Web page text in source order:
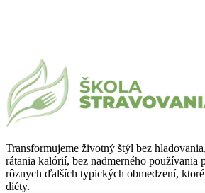
Transformujeme životný štýl bez
rátania kalórií, bez nadmerného používania
rôznych ďalších typických obmedzení,
diéty.